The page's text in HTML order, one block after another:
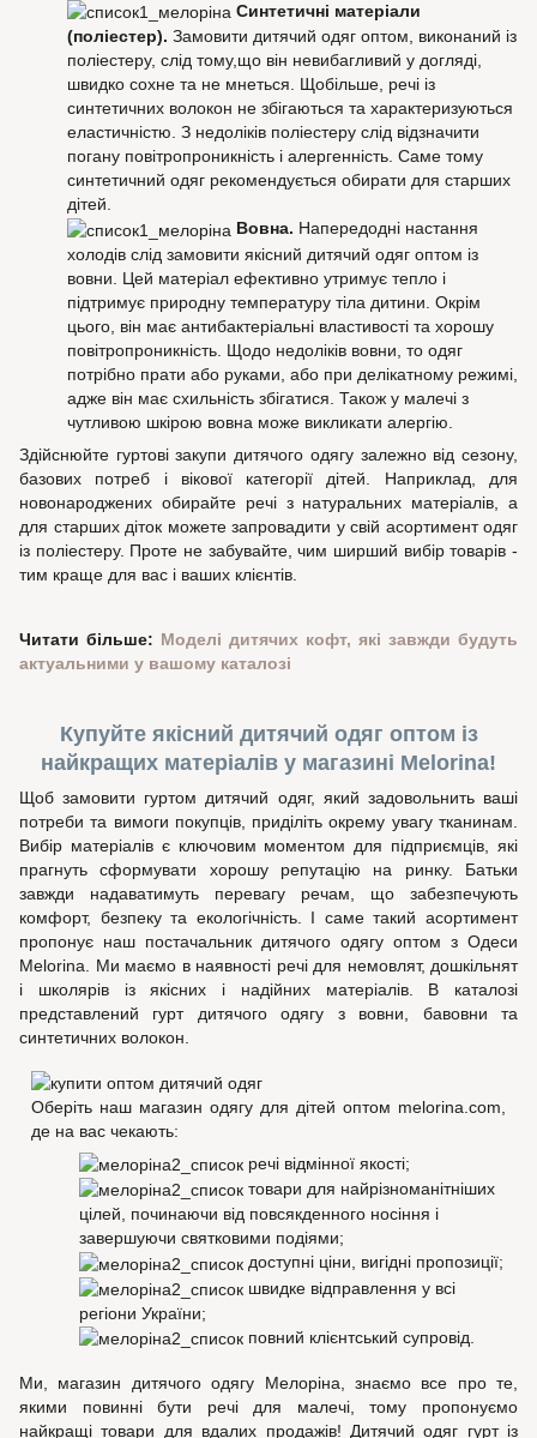
Синтетичні матеріали
(поліестер). Замовити дитячий одяг оптом, виконаний із
поліестеру, слід тому,що він невибагливий у догляді,
швидко сохне та не мнеться. Щобільше, речі із
синтетичних волокон не збігаються та характеризуються
еластичністю. З недоліків поліестеру слід відзначити
погану повітропроникність і алергенність. Саме тому
синтетичний одяг рекомендується обирати для старших
дітей.
Вовна. Напередодні настання
холодів слід замовити якісний дитячий одяг оптом із
вовни. Цей матеріал ефективно утримує тепло і
підтримує природну температуру тіла дитини. Окрім
цього, він має антибактеріальні властивості та хорошу
повітропроникність. Щодо недоліків вовни, то одяг
потрібно прати або руками, або при делікатному режимі,
адже він має схильність збігатися. Також у малечі з
чутливою шкірою вовна може викликати алергію.
Здійснюйте гуртові закупи дитячого одягу залежно від сезону,
базових потреб і вікової категорії дітей. Наприклад, для
новонароджених обирайте речі з натуральних матеріалів, а
для старших діток можете запровадити у свій асортимент одяг
із поліестеру. Проте не забувайте, чим ширший вибір товарів -
тим краще для вас і ваших клієнтів.
Читати більше: Моделі дитячих кофт, які завжди будуть
актуальними у вашому каталозі
Купуйте якісний дитячий одяг оптом із
найкращих матеріалів у магазині Melorina!
Щоб замовити гуртом дитячий одяг, який задовольнить ваші
потреби та вимоги покупців, приділіть окрему увагу тканинам.
Вибір матеріалів є ключовим моментом для підприємців, які
прагнуть сформувати хорошу репутацію на ринку. Батьки
завжди надаватимуть перевагу речам, що забезпечують
комфорт, безпеку та екологічність. І саме такий асортимент
пропонує наш постачальник дитячого одягу оптом з Одеси
Melorina. Ми маємо в наявності речі для немовлят, дошкільнят
і школярів із якісних і надійних матеріалів. В каталозі
представлений гурт дитячого одягу з вовни, бавовни та
синтетичних волокон.
Оберіть наш магазин одягу для дітей оптом melorina.com,
де на вас чекають:
речі відмінної якості;
товари для найрізноманітніших
цілей, починаючи від повсякденного носіння і
завершуючи святковими подіями;
доступні ціни, вигідні пропозиції;
швидке відправлення у всі
регіони України;
повний клієнтський супровід.
Ми, магазин дитячого одягу Мелоріна, знаємо все про те,
якими повинні бути речі для малечі, тому пропонуємо
найкращі товари для вдалих продажів! Дитячий одяг гурт із